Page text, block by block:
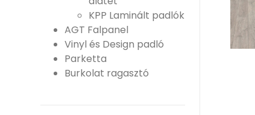
KPP Laminált padlók
AGT Falpanel
Vinyl és Design padló
Parketta
Burkolat ragasztó